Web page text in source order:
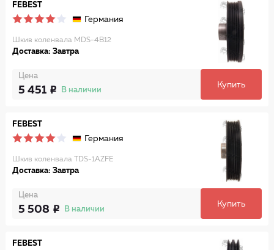
FEBEST
Германия
Шкив коленвала MDS-4B12
Доставка: Завтра
Цена
5 451 В наличии
Купить
FEBEST
Германия
Шкив коленвала TDS-1AZFE
Доставка: Завтра
Цена
5 508 В наличии
Купить
FEBEST